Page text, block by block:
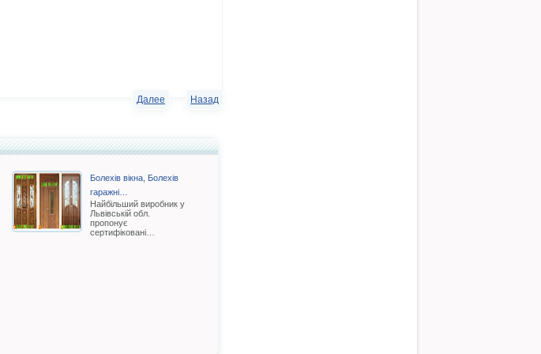
Назад
Далее
Болехів вікна, Болехів
гаражні…
Найбільший виробник у
Львівській обл.
пропонує
сертифіковані…